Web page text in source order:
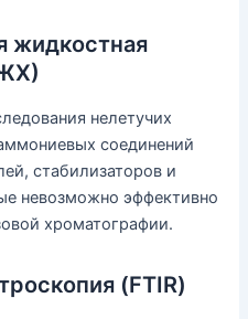
жидкостная
нелетучих
соединений
стабилизаторов и
невозможно эффективно
хроматографии.
(FTIR)